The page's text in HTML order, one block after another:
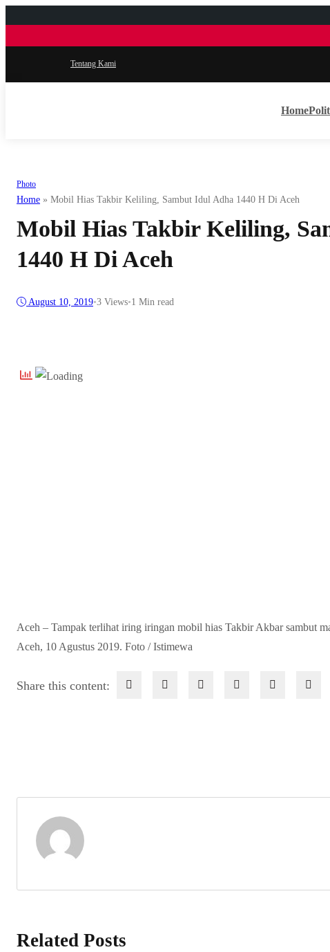
Tentang Kami
Home
Photo
Home » Mobil Hias Takbir Keliling, Sambut Idul Adha 1440 H Di Aceh
Mobil Hias Takbir Keliling,
1440 H Di Aceh
August 10, 2019•3 Views•1 Min read
Aceh – Tampak terlihat iring iringan mobil hias Takbir Akbar sambut
Aceh, 10 Agustus 2019. Foto / Istimewa
Share this content:
Related Posts